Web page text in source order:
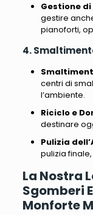
Gestione
gestire
pianoforti,
4.
centri di
l’ambiente.
Riciclo e
destinare
Pulizia
pulizia
La Nostra
Sgomberi
Monforte